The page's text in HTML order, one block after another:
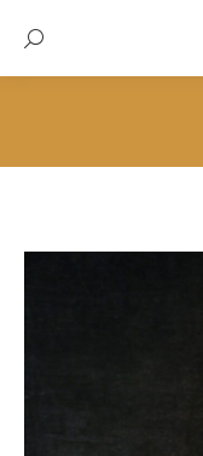
Recherche: